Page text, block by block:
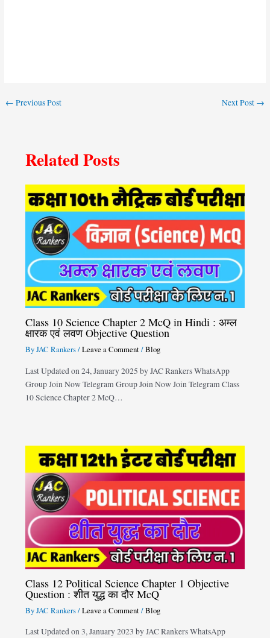
← Previous Post Next Post →
Related Posts
Class 10 Science Chapter 2 McQ in Hindi : अम्ल
क्षारक एवं लवण Objective Question
ByJAC Rankers/Leave a Comment /Blog
Last Updated on 24, January 2025 by JAC Rankers WhatsApp
Group Join Now Telegram Group Join Now Join Telegram Class
10 Science Chapter 2 McQ…
Class 12 Political Science Chapter 1 Objective
Question : शीत युद्ध का दौर McQ
ByJAC Rankers/Leave a Comment /Blog
Last Updated on 3, January 2023 by JAC Rankers WhatsApp